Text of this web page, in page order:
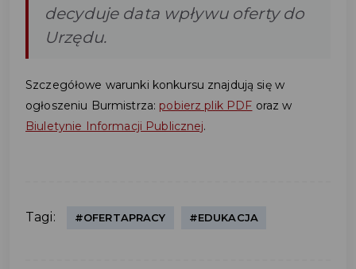
decyduje data wpływu oferty do
Urzędu.
Szczegółowe warunki konkursu znajdują się w
ogłoszeniu Burmistrza: pobierz plik PDF oraz w
Biuletynie Informacji Publicznej.
Tagi: #OFERTAPRACY #EDUKACJA